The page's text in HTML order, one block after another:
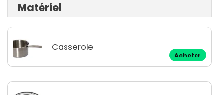
Matériel
Casserole
Acheter